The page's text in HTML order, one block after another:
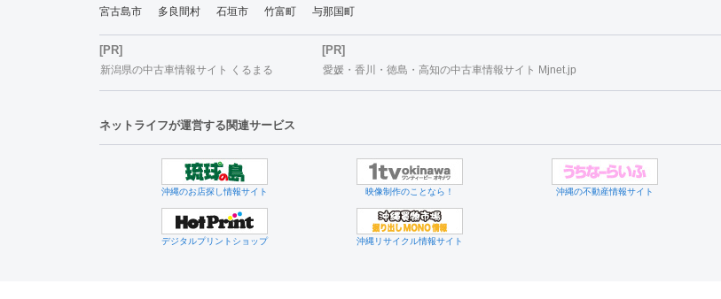
宮古島市
多良間村 石垣市 竹富町 与那国町
[PR]
新潟県の中古車情報サイト くるまる
[PR]
愛媛・香川・徳島・高知の中古車情報サイト Mjnet.jp
ネットライフが運営する関連サービス
沖縄のお店探し情報サイト 映像制作のことなら！ 沖縄の不動産情報サイト
デジタルプリントショップ 沖縄リサイクル情報サイト